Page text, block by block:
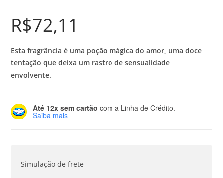
R$72,11
Esta fragrância é uma poção mágica do amor, uma doce
tentação que deixa um rastro de sensualidade
envolvente.
Até 12x sem cartão com a Linha de Crédito.
Saiba mais
Simulação de frete